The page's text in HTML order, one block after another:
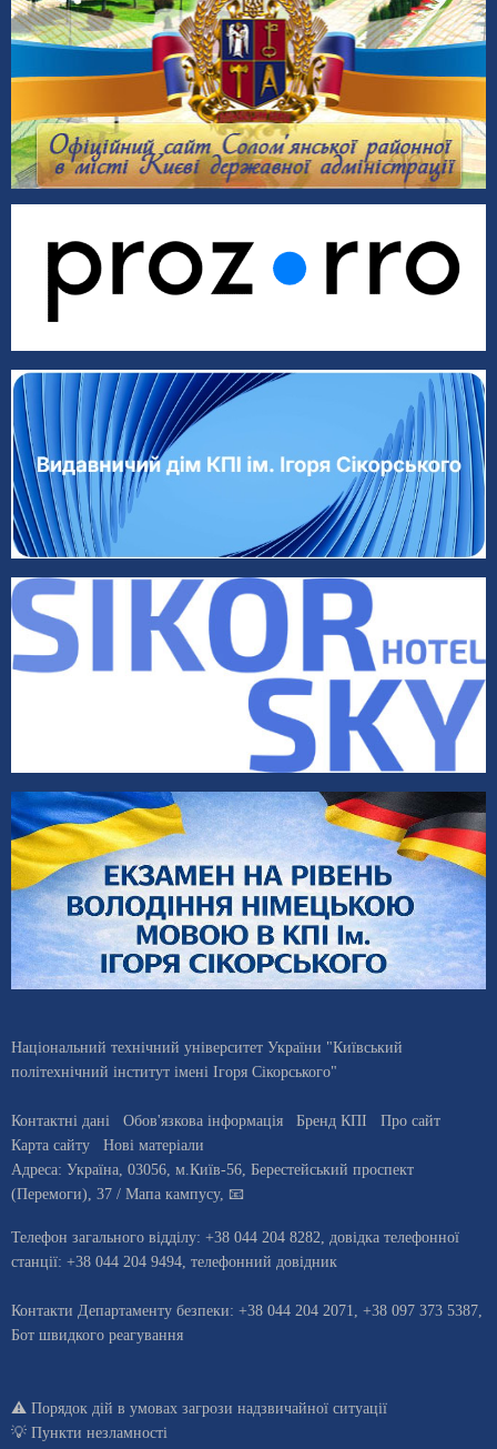
Національний технічний університет України "Київський
політехнічний інститут імені Ігоря Сікорського"
Контактні дані Обов'язкова інформація Бренд КПІ
Про сайт
Карта сайту
Нові матеріали
Адреса: Україна, 03056, м.Київ-56, Берестейський проспект
(Перемоги), 37 / Мапа кампусу, 📧
Телефон загального відділу: +38 044 204 8282 , довiдка телефонної
станцiї: +38 044 204 9494 телефонний довідник
Контакти Департаменту безпеки: +38 044 204 2071, +38 097 373 5387,
Бот швидкого реагування
⚠️ Порядок дій в умовах загрози надзвичайної ситуації
💡 Пункти незламності